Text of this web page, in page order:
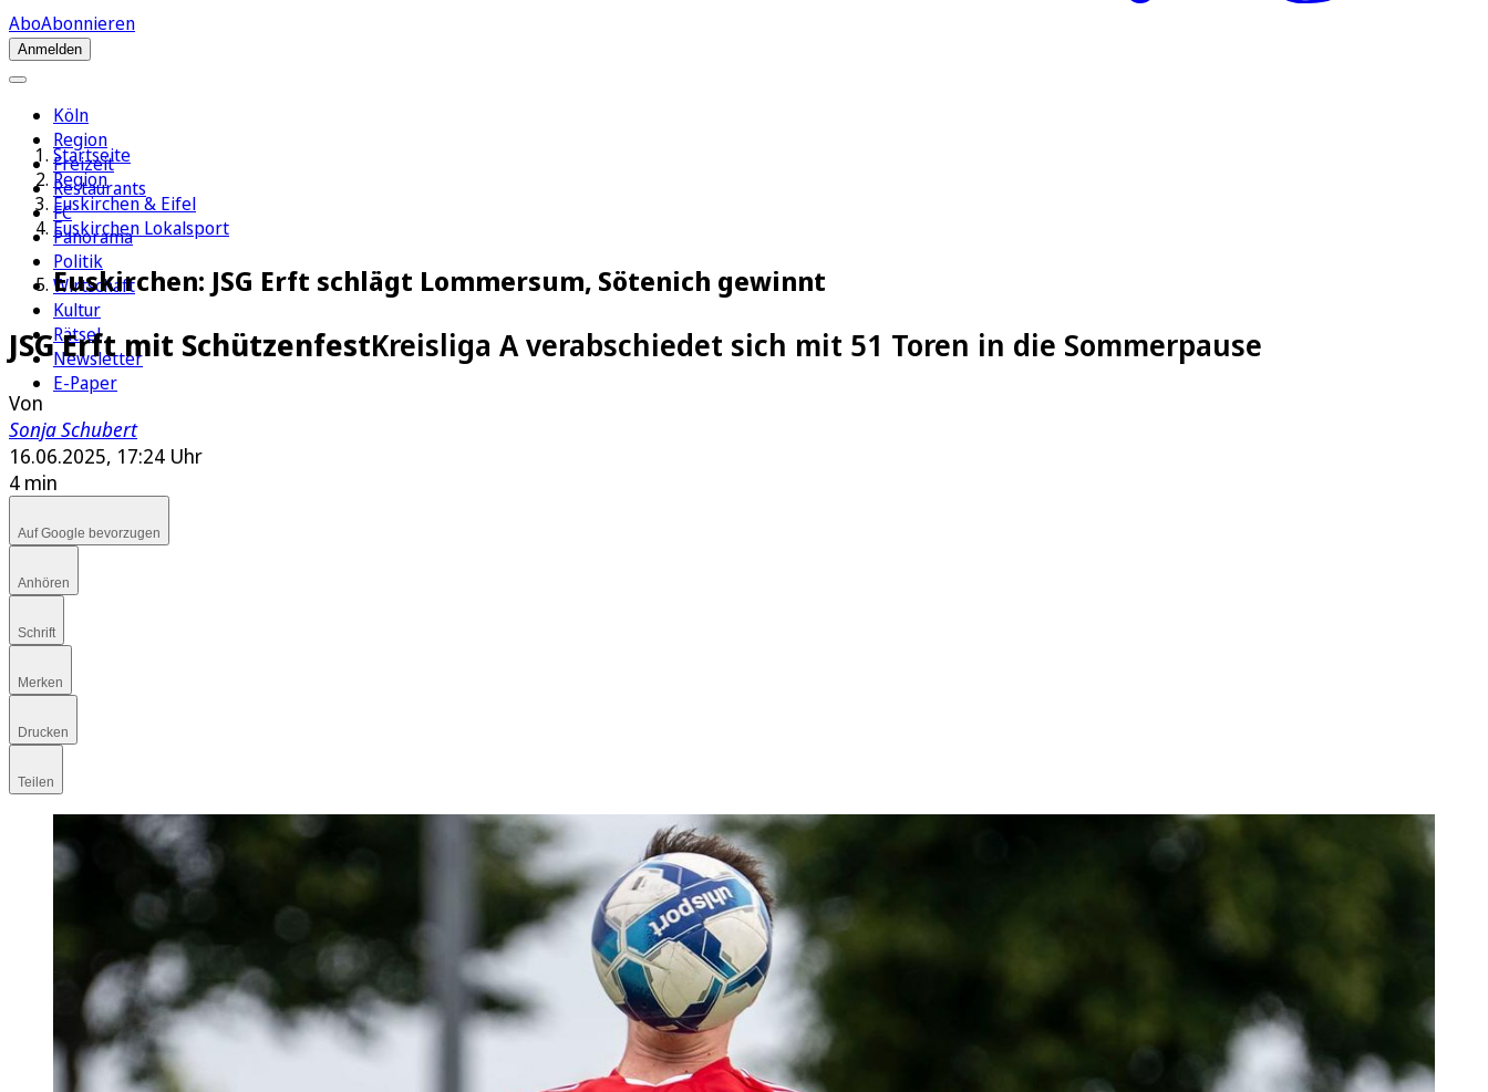
AboAbonnieren
Anmelden
Köln
Region
Freizeit
Restaurants
FC
Panorama
Politik
Wirtschaft
Kultur
Rätsel
Newsletter
E-Paper
Startseite
Region
Euskirchen & Eifel
Euskirchen Lokalsport
Euskirchen: JSG Erft schlägt Lommersum, Sötenich gewinnt
JSG Erft mit SchützenfestKreisliga A verabschiedet sich mit 51 Toren in die Sommerpause
Von
Sonja Schubert
16.06.2025, 17:24 Uhr
4 min
Auf Google bevorzugen
Anhören
Schrift
Merken
Drucken
Teilen